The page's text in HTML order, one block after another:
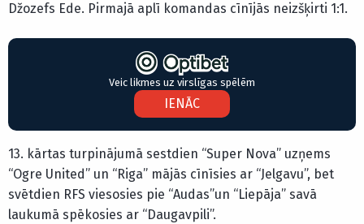
Džozefs Ede. Pirmajā aplī komandas cīnījās neizšķirti 1:1.
Veic likmes uz virslīgas spēlēm
IENĀC
13. kārtas turpinājumā sestdien “Super Nova” uzņems
“Ogre United” un “Riga” mājās cīnīsies ar “Jelgavu”, bet
svētdien RFS viesosies pie “Audas”un “Liepāja” savā
laukumā spēkosies ar “Daugavpili”.